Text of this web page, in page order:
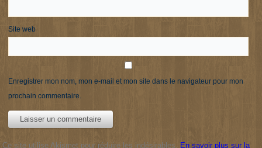
Site web
Enregistrer mon nom, mon e-mail et mon site dans le navigateur pour mon
prochain commentaire.
Ce site utilise Akismet pour réduire les indésirables. En savoir plus sur la